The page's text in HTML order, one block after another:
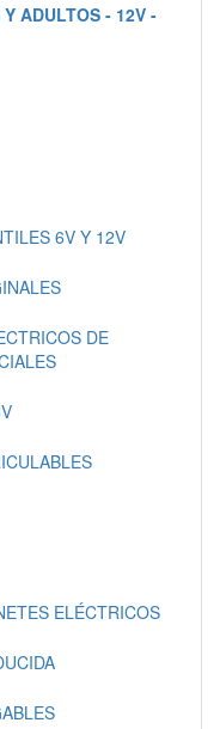
ADULTOS - 12V -
6V Y 12V
DE
ELÉCTRICOS